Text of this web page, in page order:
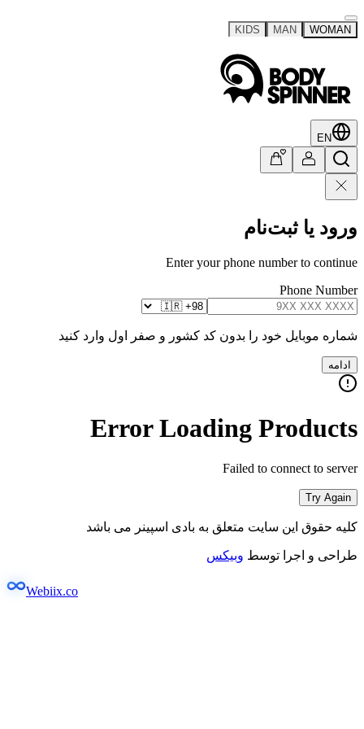
WOMAN
MAN
KIDS
EN
ورود یا ثبت‌نام
Enter your phone number to continue
Phone Number
شماره موبایل خود را بدون کد کشور و صفر اول وارد کنید
ادامه
Error Loading Products
Failed to connect to server
Try Again
کلیه حقوق این سایت متعلق به بادی اسپینر می باشد
طراحی و اجرا توسط وبیکس
Webiix.co